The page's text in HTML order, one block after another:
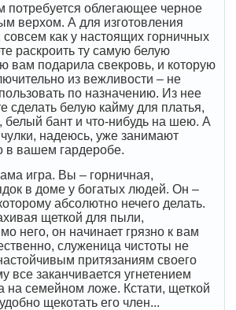
потребуется облегающее черное
верхом. А для изготовления
как у настоящих горничных
раскроить ту самую белую
вам подарила свекровь, и которую
из вежливости – не
по назначению. Из нее
сделать белую кайму для платья,
белый бант и что-нибудь на шею. А
надеюсь, уже занимают
в вашем гардеробе.
игра. Вы – горничная,
в доме у богатых людей. Он –
абсолютно нечего делать.
щеткой для пыли,
него, он начинает грязно к вам
служеница чистоты не
притязаниям своего
все заканчивается угнетением
на семейном ложе. Кстати, щеткой
щекотать его член...